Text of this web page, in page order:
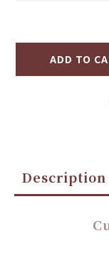
ADD TO
Description